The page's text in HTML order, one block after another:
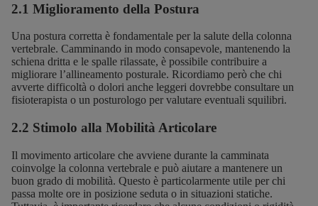
2.1 Miglioramento della Postura
Una postura corretta è fondamentale per la salute della colonna
vertebrale. Camminando in modo consapevole, mantenendo la
schiena dritta e le spalle rilassate, è possibile contribuire a
migliorare l’allineamento posturale. Ricordiamo però che chi
avverte difficoltà o dolori anche leggeri dovrebbe consultare un
fisioterapista o un posturologo per valutare eventuali squilibri.
2.2 Stimolo alla Mobilità Articolare
Il movimento articolare che avviene durante la camminata
coinvolge la colonna vertebrale e può aiutare a mantenere un
buon grado di mobilità. Questo è particolarmente utile per chi
passa molte ore in posizione seduta o in situazioni statiche.